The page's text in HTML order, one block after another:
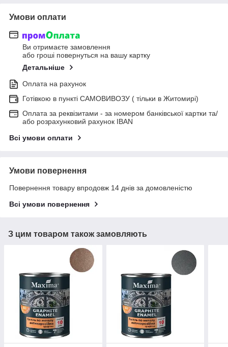
Умови оплати
Ви отримаєте замовлення
або гроші повернуться на вашу картку
Детальніше
Оплата на рахунок
Готівкою в пункті САМОВИВОЗУ ( тільки в Житомирі)
Оплата за реквізитами - за номером банківської картки та/
або розрахунковий рахунок IBAN
Всі умови оплати
Умови повернення
Повернення товару впродовж 14 днів за домовленістю
Всі умови повернення
З цим товаром також замовляють